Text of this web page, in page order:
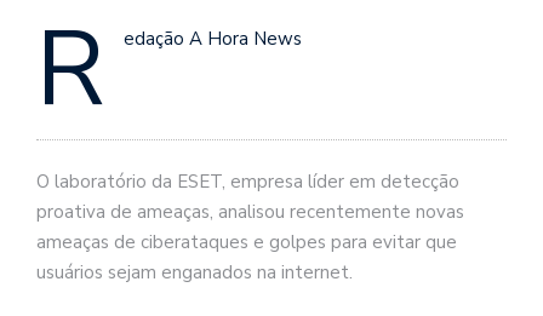
R edação A Hora News
O laboratório da ESET, empresa líder em detecção
proativa de ameaças, analisou recentemente novas
ameaças de ciberataques e golpes para evitar que
usuários sejam enganados na internet.